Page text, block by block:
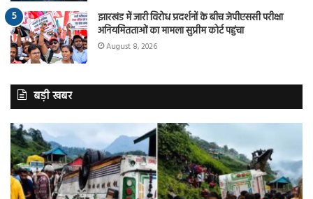
झारखंड में जारी विरोध प्रदर्शनों के बीच जेपीएससी परीक्षा
अनियमितताओं का मामला सुप्रीम कोर्ट पहुंचा
August 8, 2026
बड़ी खबर